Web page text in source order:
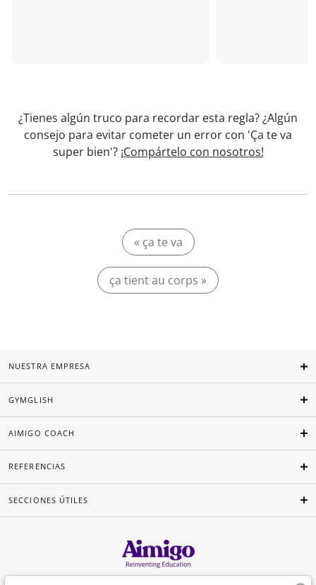
¿Tienes algún truco para recordar esta regla? ¿Algún
consejo para evitar cometer un error con 'Ça te va
super bien'? ¡Compártelo con nosotros!
« ça te va
ça tient au corps »
NUESTRA EMPRESA
GYMGLISH
AIMIGO COACH
REFERENCIAS
SECCIONES ÚTILES